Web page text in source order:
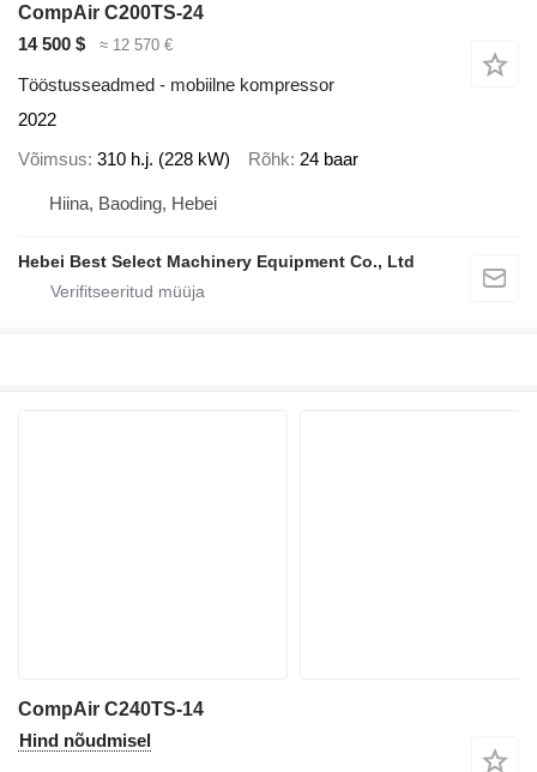
CompAir C200TS-24
14 500 $
≈ 12 570 €
Tööstusseadmed - mobiilne kompressor
2022
Võimsus 310 h.j. (228 kW) Rõhk 24 baar
Hiina, Baoding, Hebei
Hebei Best Select Machinery Equipment Co., Ltd
CompAir C240TS-14
Hind nõudmisel